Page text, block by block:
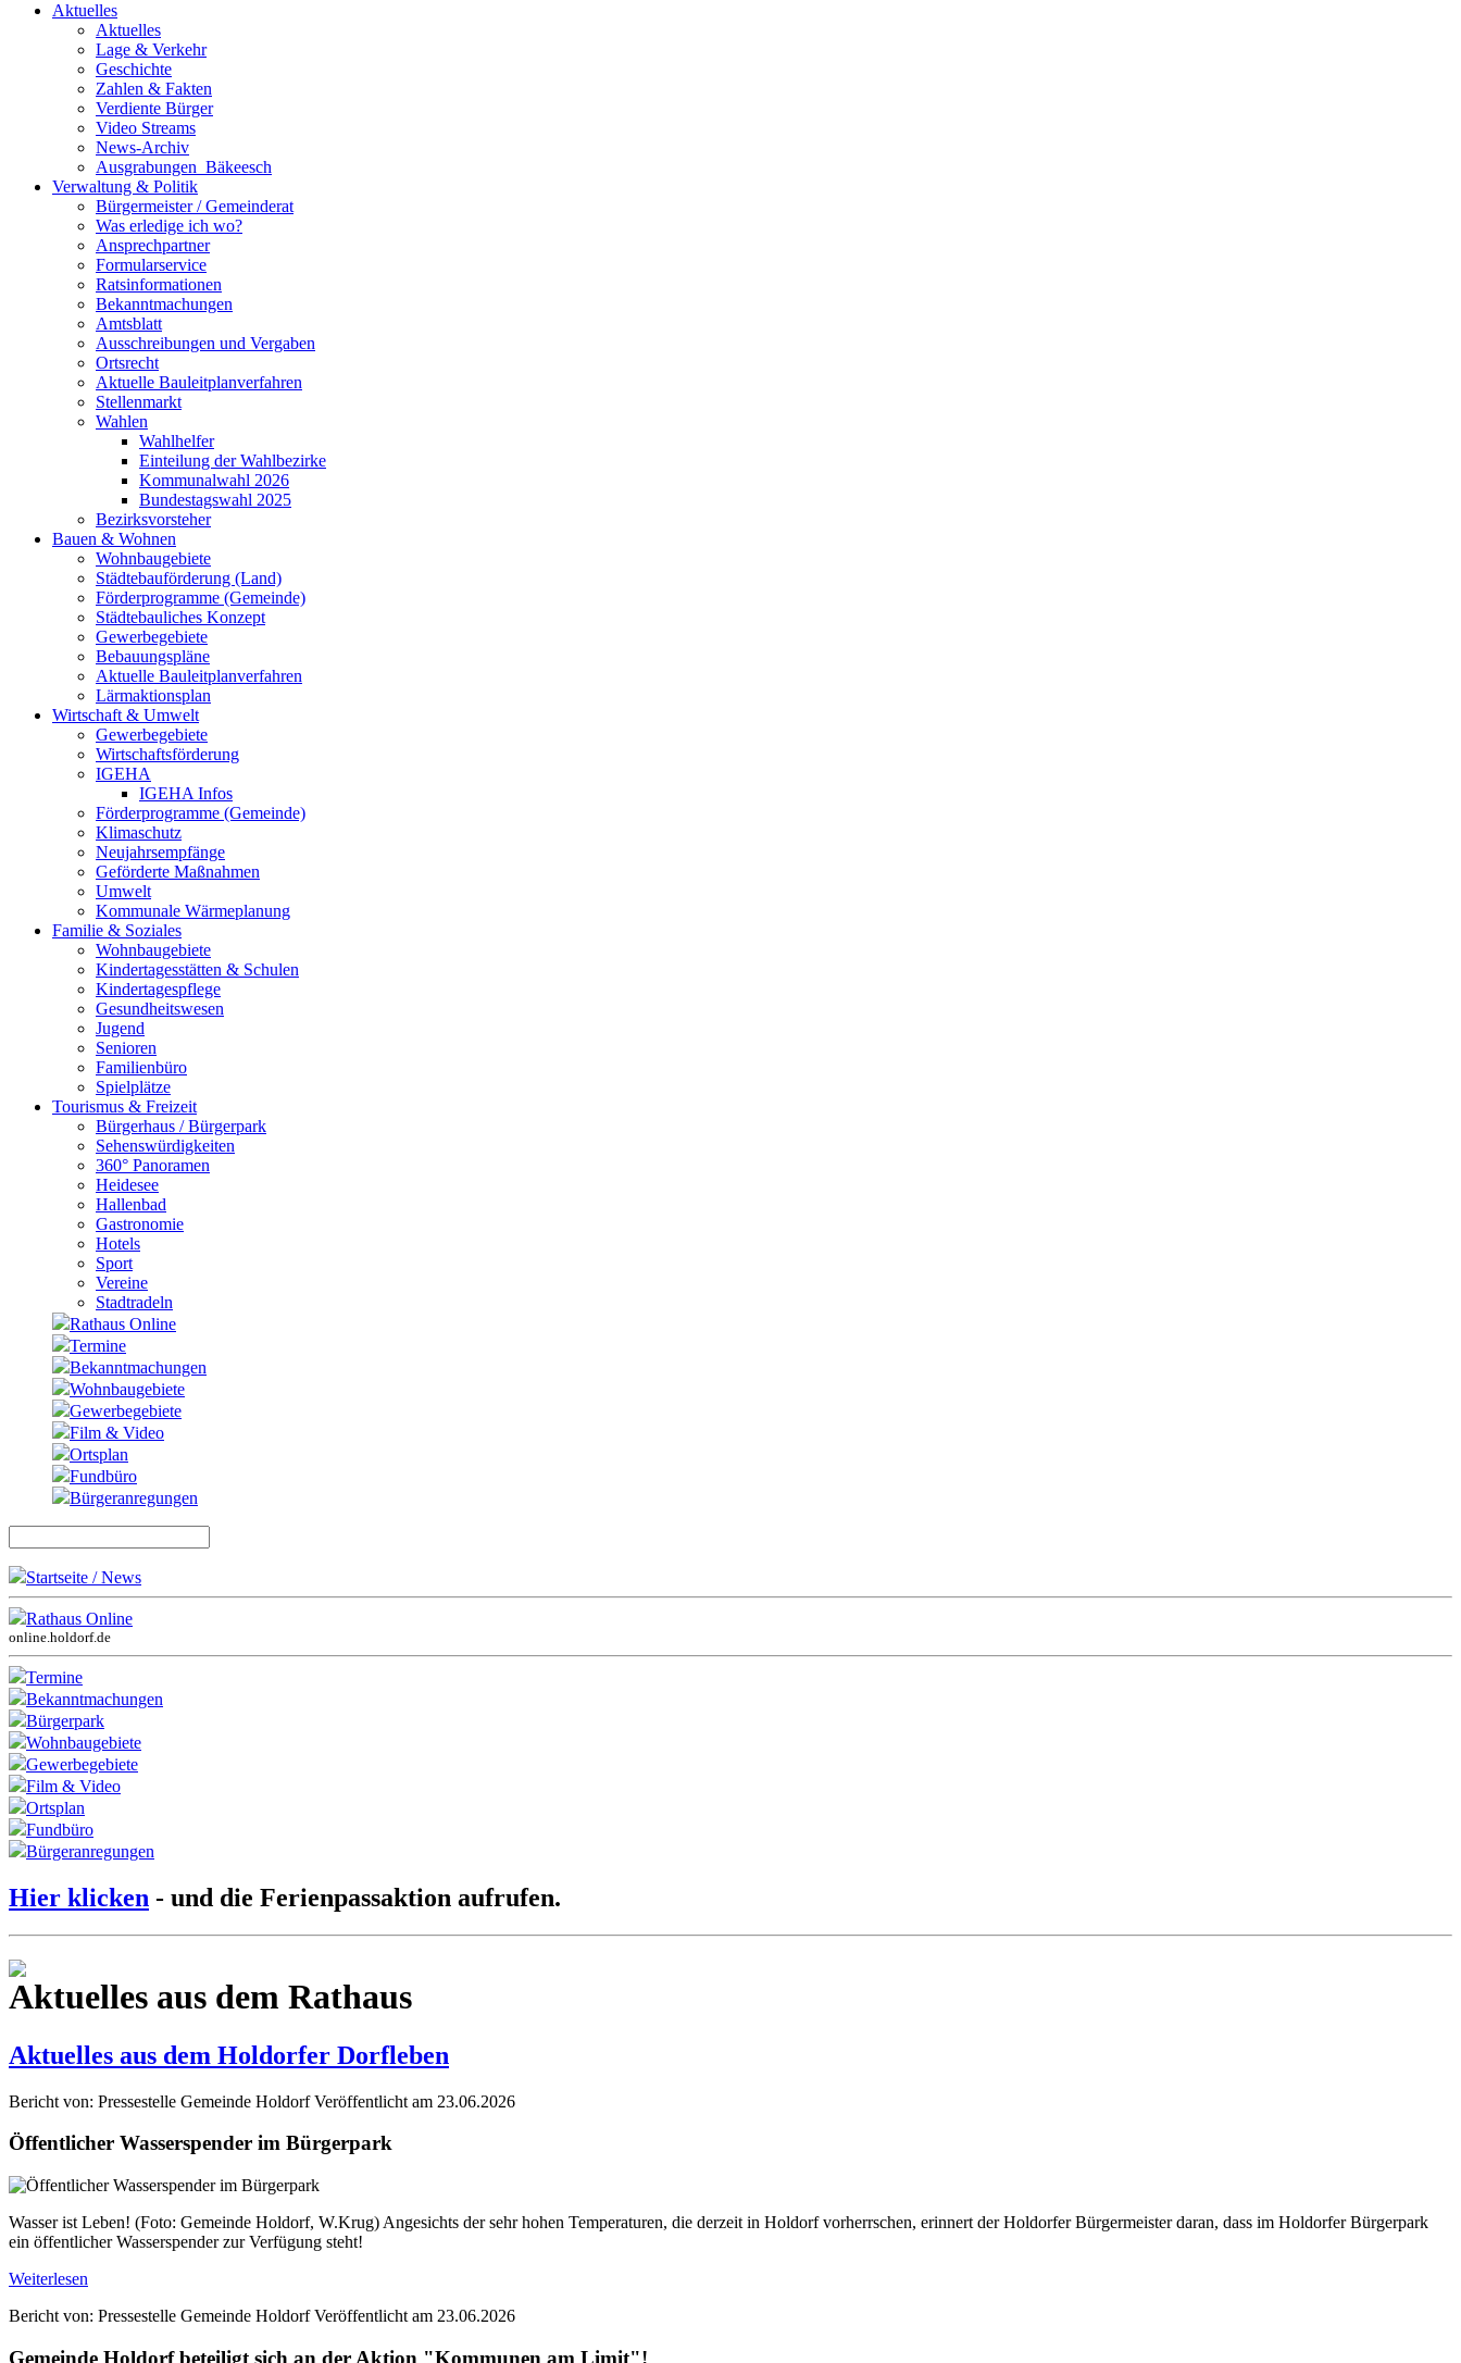
Aktuelles
Aktuelles
Lage & Verkehr
Geschichte
Zahlen & Fakten
Verdiente Bürger
Video Streams
News-Archiv
Ausgrabungen_Bäkeesch
Verwaltung & Politik
Bürgermeister / Gemeinderat
Was erledige ich wo?
Ansprechpartner
Formularservice
Ratsinformationen
Bekanntmachungen
Amtsblatt
Ausschreibungen und Vergaben
Ortsrecht
Aktuelle Bauleitplanverfahren
Stellenmarkt
Wahlen
Wahlhelfer
Einteilung der Wahlbezirke
Kommunalwahl 2026
Bundestagswahl 2025
Bezirksvorsteher
Bauen & Wohnen
Wohnbaugebiete
Städtebauförderung (Land)
Förderprogramme (Gemeinde)
Städtebauliches Konzept
Gewerbegebiete
Bebauungspläne
Aktuelle Bauleitplanverfahren
Lärmaktionsplan
Wirtschaft & Umwelt
Gewerbegebiete
Wirtschaftsförderung
IGEHA
IGEHA Infos
Förderprogramme (Gemeinde)
Klimaschutz
Neujahrsempfänge
Geförderte Maßnahmen
Umwelt
Kommunale Wärmeplanung
Familie & Soziales
Wohnbaugebiete
Kindertagesstätten & Schulen
Kindertagespflege
Gesundheitswesen
Jugend
Senioren
Familienbüro
Spielplätze
Tourismus & Freizeit
Bürgerhaus / Bürgerpark
Sehenswürdigkeiten
360° Panoramen
Heidesee
Hallenbad
Gastronomie
Hotels
Sport
Vereine
Stadtradeln
Rathaus Online
Termine
Bekanntmachungen
Wohnbaugebiete
Gewerbegebiete
Film & Video
Ortsplan
Fundbüro
Bürgeranregungen
Startseite / News
Rathaus Online
online.holdorf.de
Termine
Bekanntmachungen
Bürgerpark
Wohnbaugebiete
Gewerbegebiete
Film & Video
Ortsplan
Fundbüro
Bürgeranregungen
Hier klicken - und die Ferienpassaktion aufrufen.
Aktuelles aus dem Rathaus
Aktuelles aus dem Holdorfer Dorfleben
Bericht von: Pressestelle Gemeinde Holdorf Veröffentlicht am 23.06.2026
Öffentlicher Wasserspender im Bürgerpark
Wasser ist Leben! (Foto: Gemeinde Holdorf, W.Krug) Angesichts der sehr hohen Temperaturen, die derzeit in Holdorf vorherrschen, erinnert der Holdorfer Bürgermeister daran, dass im Holdorfer Bürgerpark
ein öffentlicher Wasserspender zur Verfügung steht!
Weiterlesen
Bericht von: Pressestelle Gemeinde Holdorf Veröffentlicht am 23.06.2026
Gemeinde Holdorf beteiligt sich an der Aktion "Kommunen am Limit"!